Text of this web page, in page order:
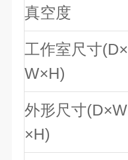
真空度
工作室尺寸(D×
W×H)
外形尺寸(D×W
×H)